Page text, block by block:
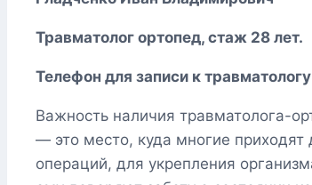
Травматолог ортопед, стаж 28 лет.
Телефон для записи к
Важность наличия травматолога-
— это место, куда многие приходят
операций, для укрепления